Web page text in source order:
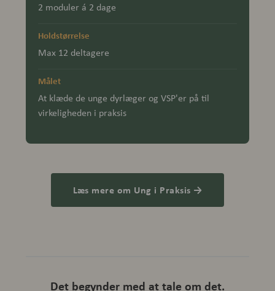
2 moduler á 2 dage
Holdstørrelse
Max 12 deltagere
Målet
At klæde de unge dyrlæger og VSP'er på til
virkeligheden i praksis
Læs mere om Ung i Praksis →
Det begynder med at tale om det.